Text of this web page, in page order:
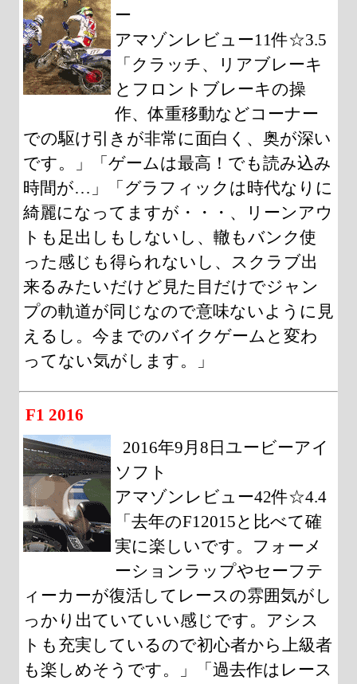
ー
アマゾンレビュー11件☆3.5
「クラッチ、リアブレーキ
とフロントブレーキの操
作、体重移動などコーナー
での駆け引きが非常に面白く、奥が深い
です。」「ゲームは最高！でも読み込み
時間が…」「グラフィックは時代なりに
綺麗になってますが・・・、リーンアウ
トも足出しもしないし、轍もバンク使
った感じも得られないし、スクラブ出
来るみたいだけど見た目だけでジャン
プの軌道が同じなので意味ないように見
えるし。今までのバイクゲームと変わ
ってない気がします。」
F1 2016
2016年9月8日ユービーアイ
ソフト
アマゾンレビュー42件☆4.4
「去年のF12015と比べて確
実に楽しいです。フォーメ
ーションラップやセーフテ
ィーカーが復活してレースの雰囲気がし
っかり出ていていい感じです。アシス
トも充実しているので初心者から上級者
も楽しめそうです。」「過去作はレース